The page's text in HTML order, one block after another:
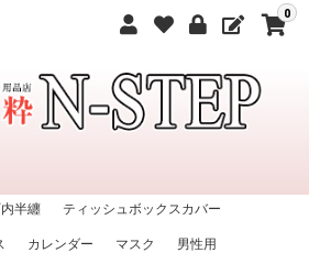
0
半纏 ティッシュボックスカバー
カレンダー マスク 男性用